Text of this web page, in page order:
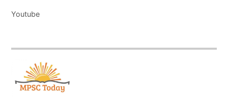
Youtube